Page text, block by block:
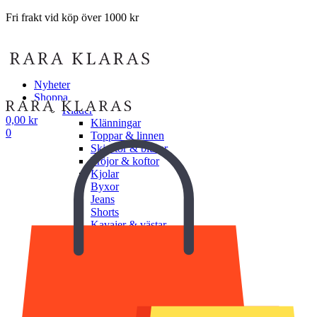
Fri frakt vid köp över 1000 kr
Nyheter
Shoppa
Kläder
Klänningar
Toppar & linnen
Skjortor & blusar
Tröjor & koftor
Kjolar
Byxor
Jeans
Shorts
Kavajer & västar
Underkläder
0,00 kr
0